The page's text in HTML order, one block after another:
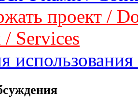
проект /
/ Services